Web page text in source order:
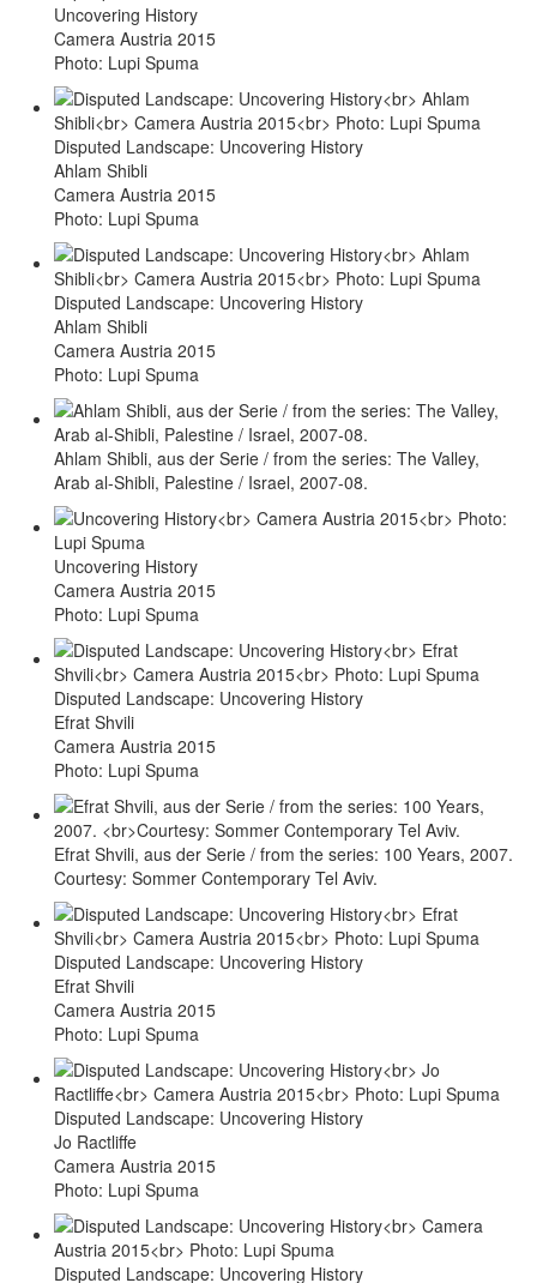
Uncovering History
Camera Austria 2015
Photo: Lupi Spuma
Disputed Landscape: Uncovering History
Ahlam Shibli
Camera Austria 2015
Photo: Lupi Spuma
Disputed Landscape: Uncovering History
Ahlam Shibli
Camera Austria 2015
Photo: Lupi Spuma
Ahlam Shibli, aus der Serie / from the series: The Valley,
Arab al-Shibli, Palestine / Israel, 2007-08.
Uncovering History
Camera Austria 2015
Photo: Lupi Spuma
Disputed Landscape: Uncovering History
Efrat Shvili
Camera Austria 2015
Photo: Lupi Spuma
Efrat Shvili, aus der Serie / from the series: 100 Years, 2007.
Courtesy: Sommer Contemporary Tel Aviv.
Disputed Landscape: Uncovering History
Efrat Shvili
Camera Austria 2015
Photo: Lupi Spuma
Disputed Landscape: Uncovering History
Jo Ractliffe
Camera Austria 2015
Photo: Lupi Spuma
Disputed Landscape: Uncovering History